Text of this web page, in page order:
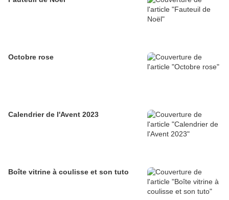
Octobre rose
Calendrier de l'Avent 2023
Boîte vitrine à coulisse et son tuto